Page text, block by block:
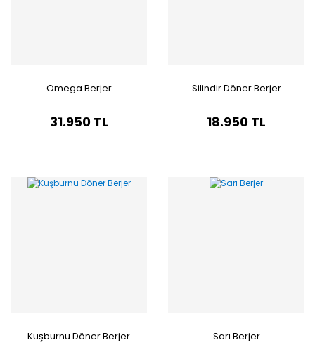
Omega Berjer
31.950 TL
Silindir Döner Berjer
18.950 TL
Kuşburnu Döner Berjer Sarı Berjer